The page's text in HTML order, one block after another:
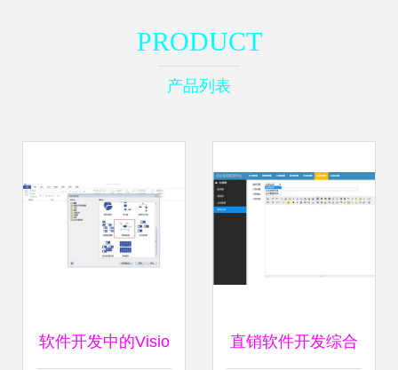
PRODUCT
产品列表
软件开发中的Visio 直销软件开发综合